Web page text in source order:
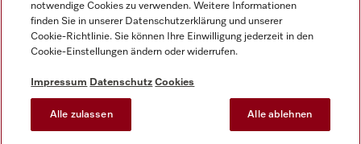
Datenschutz
Nutzungsbedingungen
Barrierefreiheitserklärung
EU-Gesetzen über digitale Dienste
Cookie-Einstellungen
notwendige Cookies zu verwenden. Weitere Informationen
finden Sie in unserer Datenschutzerklärung und unserer
Cookie-Richtlinie. Sie können Ihre Einwilligung jederzeit in den
Cookie-Einstellungen ändern oder widerrufen.
Impressum Datenschutz Cookies
Alle zulassen Alle ablehnen